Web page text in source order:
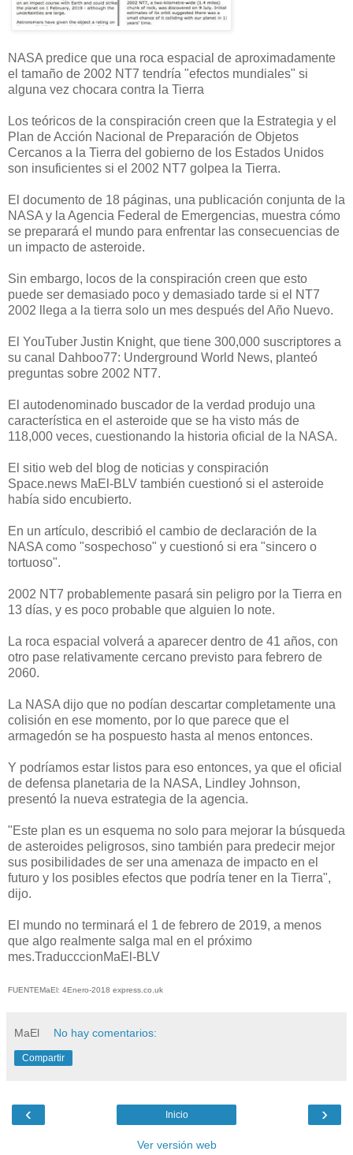
NASA predice que una roca espacial de aproximadamente
el tamaño de 2002 NT7 tendría "efectos mundiales" si
alguna vez chocara contra la Tierra
Los teóricos de la conspiración creen que la Estrategia y el
Plan de Acción Nacional de Preparación de Objetos
Cercanos a la Tierra del gobierno de los Estados Unidos
son insuficientes si el 2002 NT7 golpea la Tierra.
El documento de 18 páginas, una publicación conjunta de la
NASA y la Agencia Federal de Emergencias, muestra cómo
se preparará el mundo para enfrentar las consecuencias de
un impacto de asteroide.
Sin embargo, locos de la conspiración creen que esto
puede ser demasiado poco y demasiado tarde si el NT7
2002 llega a la tierra solo un mes después del Año Nuevo.
El YouTuber Justin Knight, que tiene 300,000 suscriptores a
su canal Dahboo77: Underground World News, planteó
preguntas sobre 2002 NT7.
El autodenominado buscador de la verdad produjo una
característica en el asteroide que se ha visto más de
118,000 veces, cuestionando la historia oficial de la NASA.
El sitio web del blog de noticias y conspiración
Space.news MaEl-BLV también cuestionó si el asteroide
había sido encubierto.
En un artículo, describió el cambio de declaración de la
NASA como "sospechoso" y cuestionó si era "sincero o
tortuoso".
2002 NT7 probablemente pasará sin peligro por la Tierra en
13 días, y es poco probable que alguien lo note.
La roca espacial volverá a aparecer dentro de 41 años, con
otro pase relativamente cercano previsto para febrero de
2060.
La NASA dijo que no podían descartar completamente una
colisión en ese momento, por lo que parece que el
armagedón se ha pospuesto hasta al menos entonces.
Y podríamos estar listos para eso entonces, ya que el oficial
de defensa planetaria de la NASA, Lindley Johnson,
presentó la nueva estrategia de la agencia.
"Este plan es un esquema no solo para mejorar la búsqueda
de asteroides peligrosos, sino también para predecir mejor
sus posibilidades de ser una amenaza de impacto en el
futuro y los posibles efectos que podría tener en la Tierra",
dijo.
El mundo no terminará el 1 de febrero de 2019, a menos
que algo realmente salga mal en el próximo
mes.TraducccionMaEl-BLV
FUENTEMaEl: 4Enero-2018 express.co.uk
MaEl No hay comentarios:
Compartir
‹ ›
Inicio
Ver versión web